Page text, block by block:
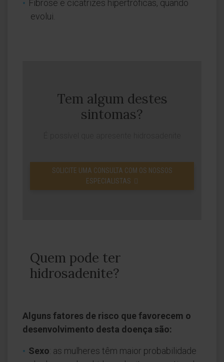
Fibrose e cicatrizes hipertróficas, quando
evolui.
Tem algum destes
sintomas?
SOLICITE UMA CONSULTA COM OS NOSSOS
ESPECIALISTAS
Quem pode ter
hidrosadenite?
Alguns fatores de risco que favorecem o
desenvolvimento desta doença são:
Sexo: as mulheres têm maior probabilidade